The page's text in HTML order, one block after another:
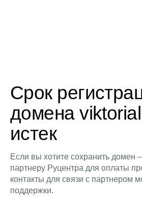
Срок
домена
истек
Если вы хотите сохранить домен
партнеру Руцентра для оплаты
контакты для связи с партнером
поддержки.